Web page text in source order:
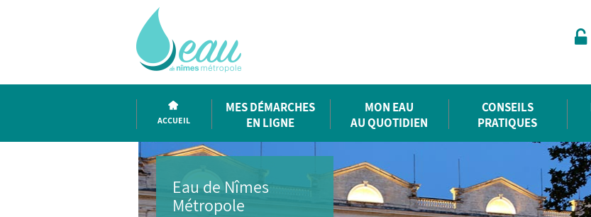
ACCUEIL
MES DÉMARCHES
EN LIGNE
MON EAU
AU QUOTIDIEN
CONSEILS
PRATIQUES
Eau de Nîmes
Métropole